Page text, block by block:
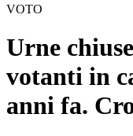
VOTO
Urne
votanti in
anni fa.